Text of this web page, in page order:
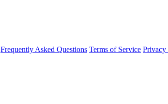
Frequently Asked Questions Terms of Service Privacy